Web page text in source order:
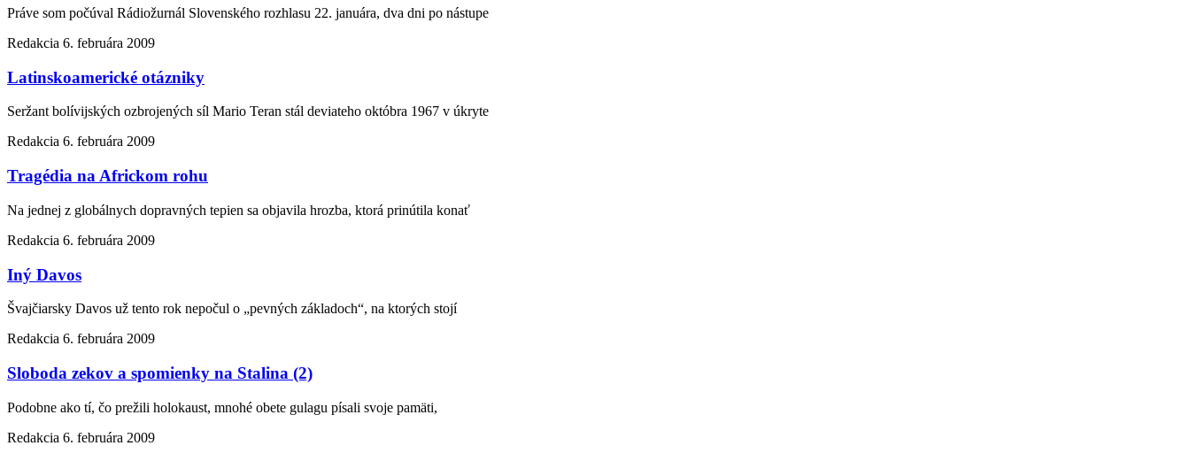
Práve som počúval Rádiožurnál Slovenského rozhlasu 22. januára, dva dni po nástupe
Redakcia 6. februára 2009
Latinskoamerické otázniky
Seržant bolívijských ozbrojených síl Mario Teran stál deviateho októbra 1967 v úkryte
Redakcia 6. februára 2009
Tragédia na Africkom rohu
Na jednej z globálnych dopravných tepien sa objavila hrozba, ktorá prinútila konať
Redakcia 6. februára 2009
Iný Davos
Švajčiarsky Davos už tento rok nepočul o „pevných základoch“, na ktorých stojí
Redakcia 6. februára 2009
Sloboda zekov a spomienky na Stalina (2)
Podobne ako tí, čo prežili holokaust, mnohé obete gulagu písali svoje pamäti,
Redakcia 6. februára 2009